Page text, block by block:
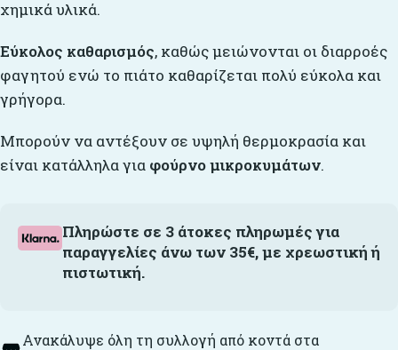
χημικά υλικά.
Εύκολος καθαρισμός, καθώς μειώνονται οι διαρροές
φαγητού ενώ το πιάτο καθαρίζεται πολύ εύκολα και
γρήγορα.
Μπορούν να αντέξουν σε υψηλή θερμοκρασία και
είναι κατάλληλα για φούρνο μικροκυμάτων.
Πληρώστε σε 3 άτοκες πληρωμές για
παραγγελίες άνω των 35€, με χρεωστική ή
πιστωτική.
Ανακάλυψε όλη τη συλλογή από κοντά στα